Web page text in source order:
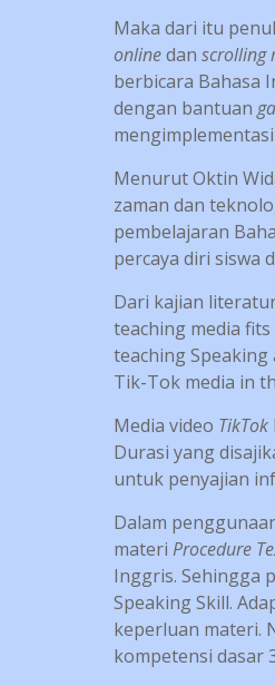
Maka dari itu
onlinedan scrolling
berbicara Bahasa
dengan bantuan
Menurut Oktin
zaman dan
pembelajaran
percaya diri siswa
Dari kajian
teaching media
teaching
Tik-Tok media in
Media video TikTok
Durasi yang
untuk penyajian
Dalam
materi Procedure
Inggris. Sehingga
Speaking Skill.
keperluan materi.
kompetensi dasar